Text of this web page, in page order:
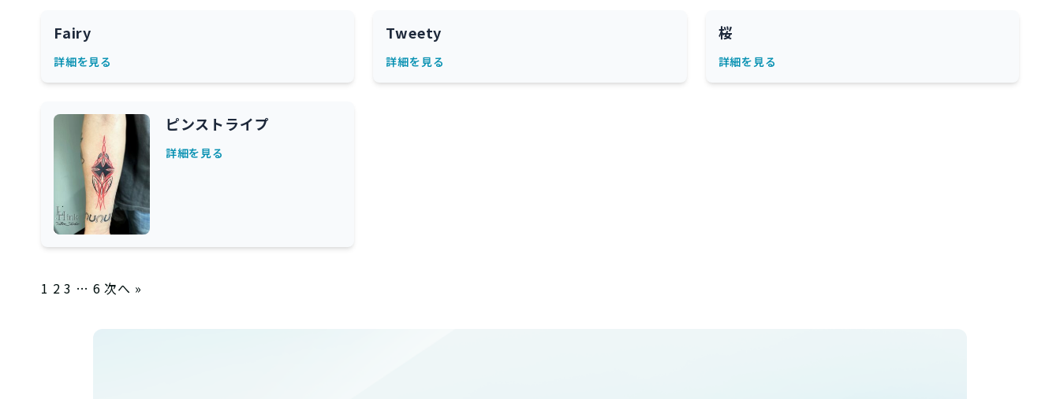
Fairy
詳細を見る
Tweety
詳細を見る
桜
詳細を見る
ピンストライプ
詳細を見る
投
1 2 3 … 6 次へ »